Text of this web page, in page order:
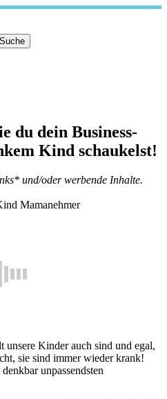
du dein Business-
Kind schaukelst!
und/oder werbende Inhalte.
unsere Kinder auch sind und egal,
sie sind immer wieder krank!
unpassendsten